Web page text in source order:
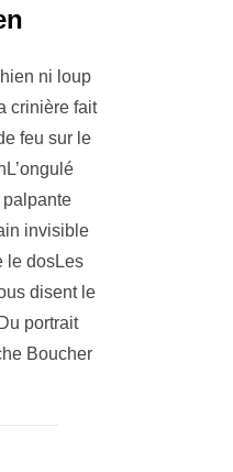
ni loup
crinière fait
feu sur le
invisible
le dosLes
disent le
portrait
Boucher